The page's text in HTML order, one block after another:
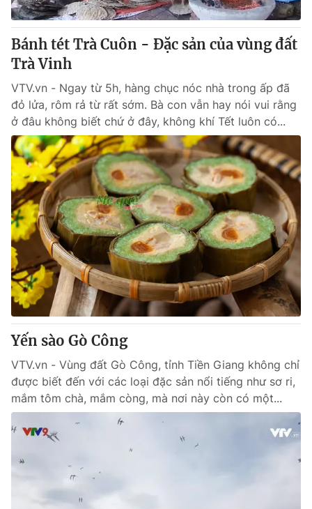
Bánh tét Trà Cuôn - Đặc sản của vùng đất
Trà Vinh
VTV.vn - Ngay từ 5h, hàng chục nóc nhà trong ấp đã
đỏ lửa, rôm rả từ rất sớm. Bà con vẫn hay nói vui rằng
ở đâu không biết chứ ở đây, không khí Tết luôn có...
Yến sào Gò Công
VTV.vn - Vùng đất Gò Công, tỉnh Tiền Giang không chỉ
được biết đến với các loại đặc sản nổi tiếng như sơ ri,
mắm tôm chà, mắm còng, mà nơi này còn có một...